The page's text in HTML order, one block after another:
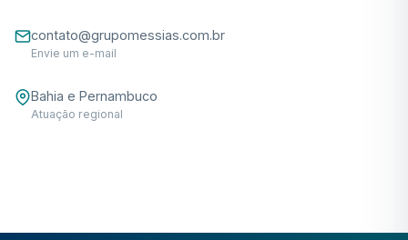
contato@grupomessias.com.br
Envie um e-mail
Bahia e Pernambuco
Atuação regional